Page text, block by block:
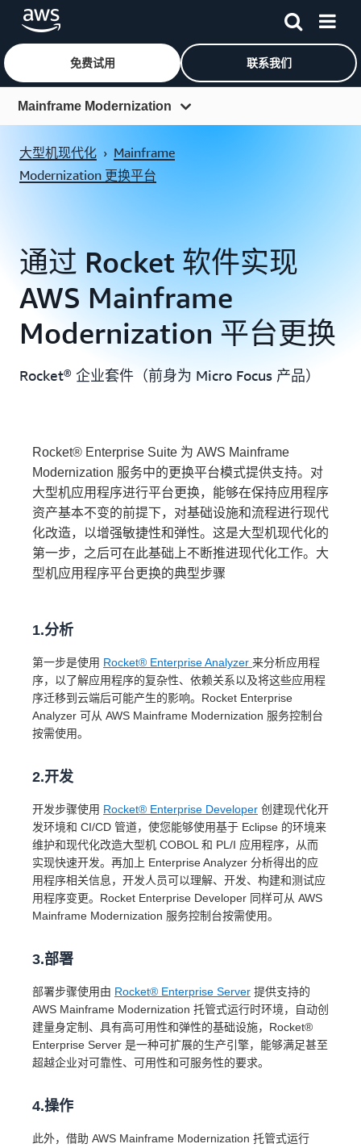
跳至主要内容
免费试用 联系我们
Mainframe Modernization
功能
资源
常见问题
合作伙伴
大型机现代化 › Mainframe
Modernization 更换平台
通过 Rocket 软件实现
AWS Mainframe
Modernization 平台更换
Rocket® 企业套件（前身为 Micro Focus 产品）
Rocket® Enterprise Suite 为 AWS Mainframe
Modernization 服务中的更换平台模式提供支持。对
大型机应用程序进行平台更换，能够在保持应用程序
资产基本不变的前提下，对基础设施和流程进行现代
化改造，以增强敏捷性和弹性。这是大型机现代化的
第一步，之后可在此基础上不断推进现代化工作。大
型机应用程序平台更换的典型步骤
1.分析
第一步是使用 Rocket® Enterprise Analyzer 来分析应用程
序，以了解应用程序的复杂性、依赖关系以及将这些应用程
序迁移到云端后可能产生的影响。Rocket Enterprise
Analyzer 可从 AWS Mainframe Modernization 服务控制台
按需使用。
2.开发
开发步骤使用 Rocket® Enterprise Developer 创建现代化开
发环境和 CI/CD 管道，使您能够使用基于 Eclipse 的环境来
维护和现代化改造大型机 COBOL 和 PL/I 应用程序，从而
实现快速开发。再加上 Enterprise Analyzer 分析得出的应
用程序相关信息，开发人员可以理解、开发、构建和测试应
用程序变更。Rocket Enterprise Developer 同样可从 AWS
Mainframe Modernization 服务控制台按需使用。
3.部署
部署步骤使用由 Rocket® Enterprise Server 提供支持的
AWS Mainframe Modernization 托管式运行时环境，自动创
建量身定制、具有高可用性和弹性的基础设施，Rocket®
Enterprise Server 是一种可扩展的生产引擎，能够满足甚至
超越企业对可靠性、可用性和可服务性的要求。
4.操作
此外，借助 AWS Mainframe Modernization 托管式运行